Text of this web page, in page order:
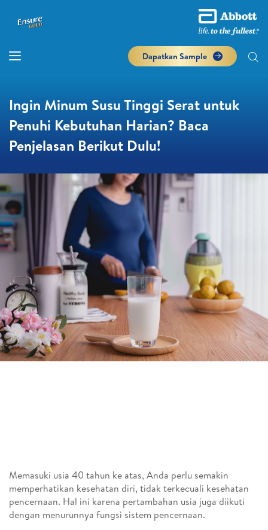
Dapatkan Sample
Ingin Minum Susu Tinggi Serat untuk
Penuhi Kebutuhan Harian? Baca
Penjelasan Berikut Dulu!
Memasuki usia 40 tahun ke atas, Anda perlu semakin
memperhatikan kesehatan diri, tidak terkecuali kesehatan
pencernaan. Hal ini karena pertambahan usia juga diikuti
dengan menurunnya fungsi sistem pencernaan.